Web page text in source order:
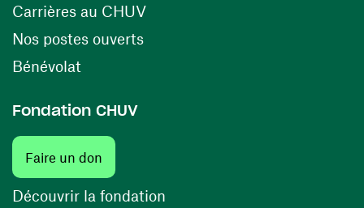
Carrières au CHUV(ouvre une nouvelle fenêtre)
Nos postes ouverts(ouvre une nouvelle fenêtre)
Bénévolat
Fondation CHUV
Faire un don
Découvrir la fondation